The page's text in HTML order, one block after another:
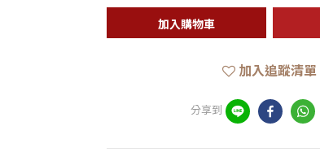
加入購物車
加入追蹤清單
分享到